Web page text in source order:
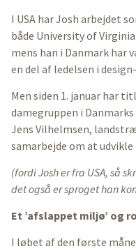
I USA har Josh arbejdet
både University of
mens han i Danmark har
en del af ledelsen i
Men siden 1. januar har
damegruppen i
Jens Vilhelmsen,
samarbejde om at
(fordi Josh er fra USA, så
det også er sproget han
Et ’afslappet miljø’ og
I løbet af den første